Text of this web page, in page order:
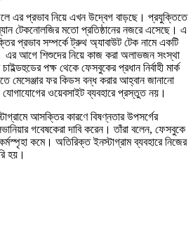
এর প্রভাব নিয়ে এখন উদ্বেগ বাড়ছে। প্রযুক্তিতে
টেকনোলজির মতো প্রতিষ্ঠানের নজরে এসেছে। এ
প্রভাব সম্পর্কে ট্রুথ অ্যাবাউট টেক নামে একটি
এর আগে শিশুদের নিয়ে কাজ করা অলাভজন সংস্থা
পক্ষ থেকে ফেসবুকের প্রধান নির্বাহী মার্ক
মেসেঞ্জার ফর কিডস বন্ধ করার আহ্বান জানানো
যোগাযোগের ওয়েবসাইট ব্যবহারে প্রস্তুত নয়।
আসক্তির কারণে বিষণ্নতার উপসর্গের
গবেষকেরা দাবি করেন। তাঁরা বলেন, ফেসবুকে
কমে। অতিরিক্ত ইনস্টাগ্রাম ব্যবহারে নিজের
হয়।